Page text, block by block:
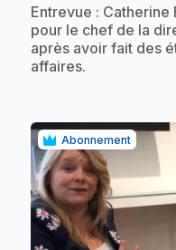
.Entrevue :
pour le chef de la
après avoir fait des
affaires.
Abonnement